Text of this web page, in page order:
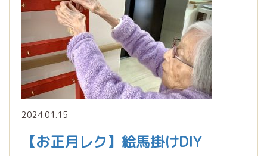
2024.01.15
【お正月レク】絵馬掛けDIY